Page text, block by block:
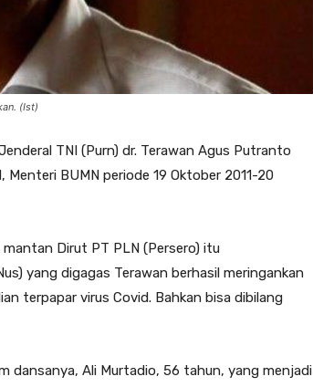
(Ist)
TNI (Purn) dr. Terawan Agus Putranto
BUMN periode 19 Oktober 2011-20
Dirut PT PLN (Persero) itu
yang digagas Terawan berhasil meringankan
terpapar virus Covid. Bahkan bisa dibilang
dansanya, Ali Murtadio, 56 tahun, yang menjadi